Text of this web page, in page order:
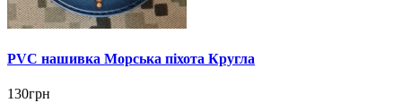
PVC нашивка Морська піхота Кругла
130грн